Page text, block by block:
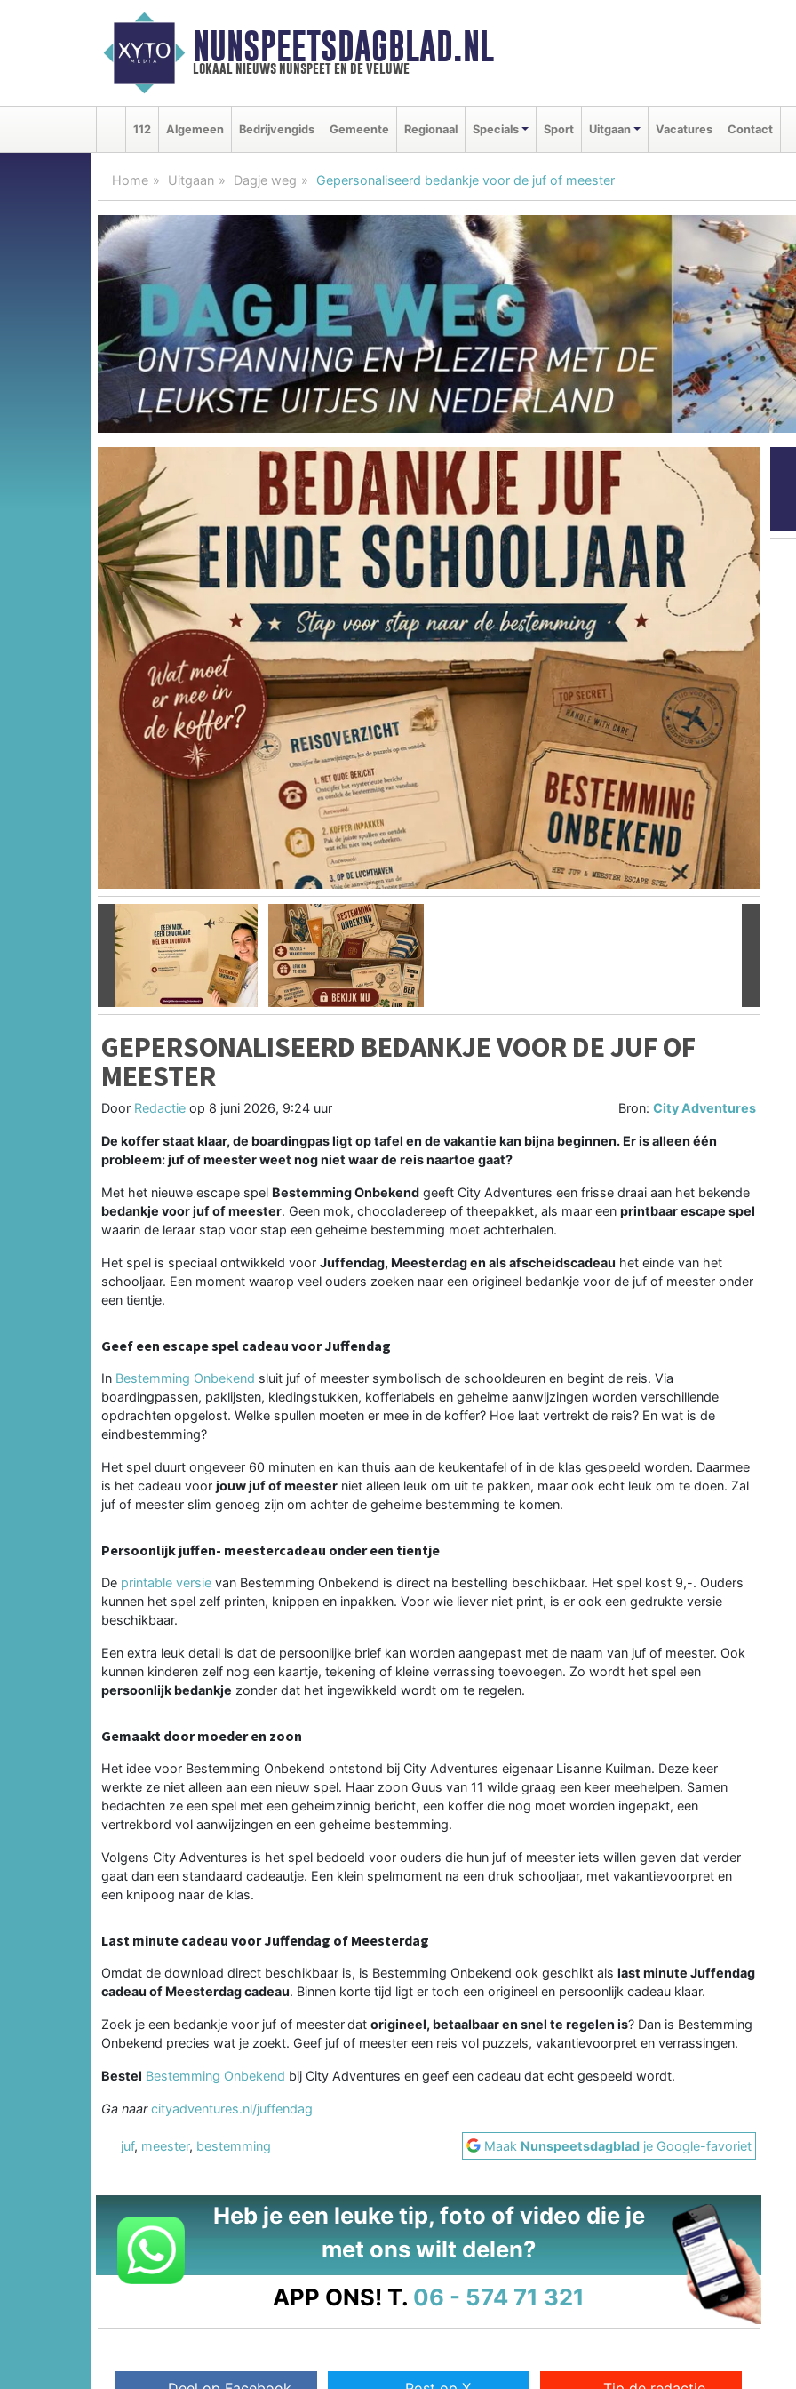
NUNSPEETSDAGBLAD.NL
lokaal nieuws nunspeet en de veluwe
112 Algemeen Bedrijvengids Gemeente Regionaal Specials Sport Uitgaan Vacatures Contact
Home Uitgaan Dagje weg Gepersonaliseerd bedankje voor de juf of meester
Vorige
GEPERSONALISEERD BEDANKJE VOOR DE JUF OF
MEESTER
Door Redactie op 8 juni 2026, 9:24 uur Bron:City Adventures
De koffer staat klaar, de boardingpas ligt op tafel en de vakantie kan bijna beginnen. Er is alleen één
probleem: juf of meester weet nog niet waar de reis naartoe gaat?
Met het nieuwe escape spel Bestemming Onbekend geeft City Adventures een frisse draai aan het bekende
bedankje voor juf of meester. Geen mok, chocoladereep of theepakket, als maar een printbaar escape spel
waarin de leraar stap voor stap een geheime bestemming moet achterhalen.
Het spel is speciaal ontwikkeld voor Juffendag, Meesterdag en als afscheidscadeau het einde van het
schooljaar. Een moment waarop veel ouders zoeken naar een origineel bedankje voor de juf of meester onder
een tientje.
Geef een escape spel cadeau voor Juffendag
In Bestemming Onbekend sluit juf of meester symbolisch de schooldeuren en begint de reis. Via
boardingpassen, paklijsten, kledingstukken, kofferlabels en geheime aanwijzingen worden verschillende
opdrachten opgelost. Welke spullen moeten er mee in de koffer? Hoe laat vertrekt de reis? En wat is de
eindbestemming?
Het spel duurt ongeveer 60 minuten en kan thuis aan de keukentafel of in de klas gespeeld worden. Daarmee
is het cadeau voor jouw juf of meester niet alleen leuk om uit te pakken, maar ook echt leuk om te doen. Zal
juf of meester slim genoeg zijn om achter de geheime bestemming te komen.
Persoonlijk juffen- meestercadeau onder een tientje
De printable versie van Bestemming Onbekend is direct na bestelling beschikbaar. Het spel kost 9,-. Ouders
kunnen het spel zelf printen, knippen en inpakken. Voor wie liever niet print, is er ook een gedrukte versie
beschikbaar.
Een extra leuk detail is dat de persoonlijke brief kan worden aangepast met de naam van juf of meester. Ook
kunnen kinderen zelf nog een kaartje, tekening of kleine verrassing toevoegen. Zo wordt het spel een
persoonlijk bedankje zonder dat het ingewikkeld wordt om te regelen.
Gemaakt door moeder en zoon
Het idee voor Bestemming Onbekend ontstond bij City Adventures eigenaar Lisanne Kuilman. Deze keer
werkte ze niet alleen aan een nieuw spel. Haar zoon Guus van 11 wilde graag een keer meehelpen. Samen
bedachten ze een spel met een geheimzinnig bericht, een koffer die nog moet worden ingepakt, een
vertrekbord vol aanwijzingen en een geheime bestemming.
Volgens City Adventures is het spel bedoeld voor ouders die hun juf of meester iets willen geven dat verder
gaat dan een standaard cadeautje. Een klein spelmoment na een druk schooljaar, met vakantievoorpret en
een knipoog naar de klas.
Last minute cadeau voor Juffendag of Meesterdag
Omdat de download direct beschikbaar is, is Bestemming Onbekend ook geschikt als last minute Juffendag
cadeau of Meesterdag cadeau. Binnen korte tijd ligt er toch een origineel en persoonlijk cadeau klaar.
Zoek je een bedankje voor juf of meesterdat origineel, betaalbaar en snel te regelen is? Dan is Bestemming
Onbekend precies wat je zoekt. Geef juf of meester een reis vol puzzels, vakantievoorpret en verrassingen.
Bestel Bestemming Onbekend bij City Adventures en geef een cadeau dat echt gespeeld wordt.
Ga naar cityadventures.nl/juffendag
juf, meester, bestemming Maak Nunspeetsdagblad je Google-favoriet
Heb je een leuke tip, foto of video die je
met ons wilt delen?
APP ONS! T. 06 - 574 71 321